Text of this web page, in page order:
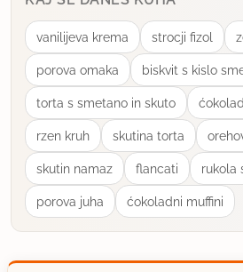
vanilijeva krema strocji fizol
porova omaka biskvit s kislo
torta s smetano in skuto
rzen kruh skutina torta
skutin namaz flancati rukola
porova juha ćokoladni muffini